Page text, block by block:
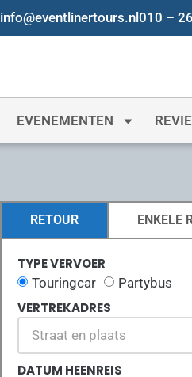
info@eventlinertours.nl 010 –
EVENEMENTEN
RETOUR ENKELE
TYPE VERVOER
Touringcar Partybus
VERTREKADRES
DATUM HEENREIS